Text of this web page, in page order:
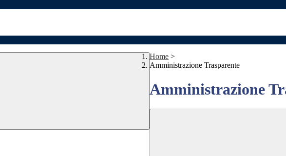
Home >
Amministrazione Trasparente
Amministrazione